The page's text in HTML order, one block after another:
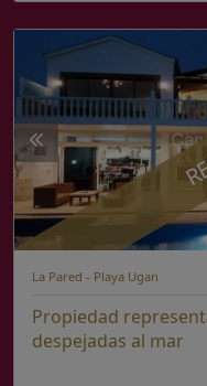
La Pared - Playa Ugan
Propiedad
despejadas al mar